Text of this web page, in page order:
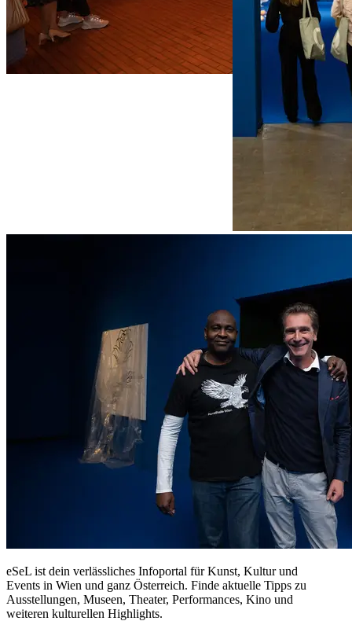
eSeL ist dein verlässliches Infoportal für Kunst, Kultur und
Events in Wien und ganz Österreich. Finde aktuelle Tipps zu
Ausstellungen, Museen, Theater, Performances, Kino und
weiteren kulturellen Highlights.